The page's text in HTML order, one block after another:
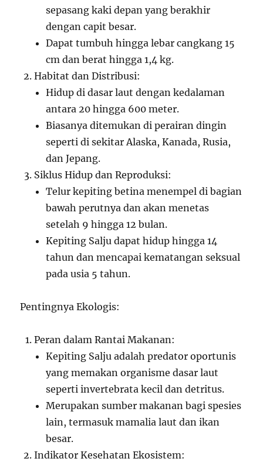
sepasang kaki depan yang berakhir
dengan capit besar.
Dapat tumbuh hingga lebar cangkang 15
cm dan berat hingga 1,4 kg.
Habitat dan Distribusi:
Hidup di dasar laut dengan kedalaman
antara 20 hingga 600 meter.
Biasanya ditemukan di perairan dingin
seperti di sekitar Alaska, Kanada, Rusia,
dan Jepang.
Siklus Hidup dan Reproduksi:
Telur kepiting betina menempel di bagian
bawah perutnya dan akan menetas
setelah 9 hingga 12 bulan.
Kepiting Salju dapat hidup hingga 14
tahun dan mencapai kematangan seksual
pada usia 5 tahun.
Pentingnya Ekologis:
Peran dalam Rantai Makanan:
Kepiting Salju adalah predator oportunis
yang memakan organisme dasar laut
seperti invertebrata kecil dan detritus.
Merupakan sumber makanan bagi spesies
lain, termasuk mamalia laut dan ikan
besar.
Indikator Kesehatan Ekosistem: